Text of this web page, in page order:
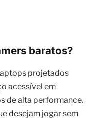
baratos?
projetados
acessível em
de alta performance.
desejam jogar sem